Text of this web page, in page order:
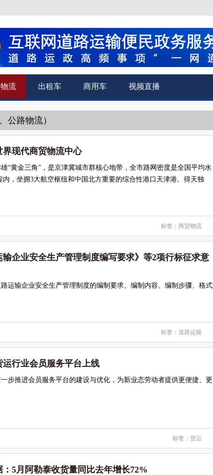
流 出租车 商用车 视频直播
公路物流）
现代商贸物流中心
“黄金三角”，是京津冀城市群核心地带，全市路网密度是全国平均水
内，坐拥3大航空枢纽和中国北方重要的综合性港口天津港。得天独
标签： 商贸物流
输企业安全生产管理制度编写要求》等2项行标征求意
运输企业安全生产管理制度的编制要求、编制内容、编制步骤、格式
标签： 道路运输
行业会员服务平台上线
步推进会员服务平台的建设与优化，为新业态劳动者提供更便捷、更
标签： 货运
5月阿勒泰收货量同比去年增长72%